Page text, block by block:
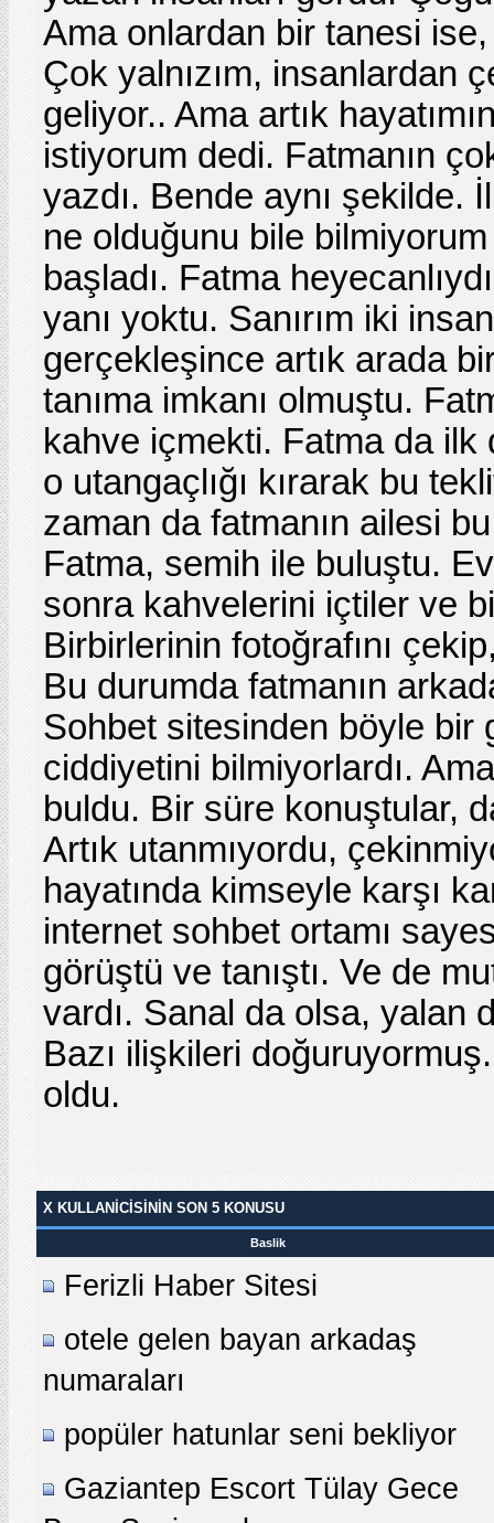
Ama onlardan bir tanesi
Çok yalnızım, insanlardan
geliyor.. Ama artık
istiyorum dedi. Fatmanın
yazdı. Bende aynı şekilde.
ne olduğunu bile
başladı. Fatma
yanı yoktu. Sanırım iki
gerçekleşince artık arada
tanıma imkanı olmuştu.
kahve içmekti. Fatma da ilk
o utangaçlığı kırarak bu
zaman da fatmanın ailesi
Fatma, semih ile buluştu.
sonra kahvelerini içtiler ve
Birbirlerinin fotoğrafını
Bu durumda fatmanın
Sohbet sitesinden böyle bir
ciddiyetini bilmiyorlardı.
buldu. Bir süre konuştular,
Artık utanmıyordu,
hayatında kimseyle karşı
internet sohbet ortamı
görüştü ve tanıştı. Ve de
vardı. Sanal da olsa, yalan
Bazı ilişkileri
oldu.
X KULLANICISININ SON 5 KONUSU
Baslik
Ferizli Haber Sitesi
otele gelen bayan arkadaş
numaraları
popüler hatunlar seni bekliyor
Gaziantep Escort Tülay Gece